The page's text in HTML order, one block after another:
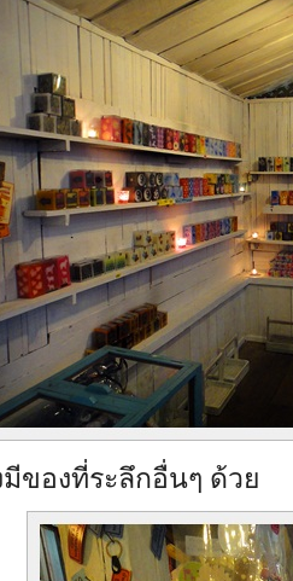
ของที่ระลึกอื่นๆ ด้วย